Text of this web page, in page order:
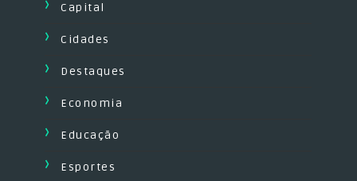
Capital
Cidades
Destaques
Economia
Educação
Esportes